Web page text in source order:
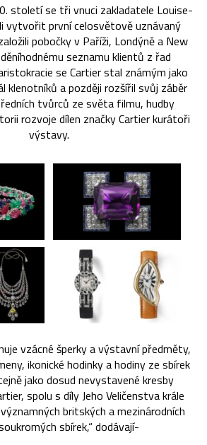
století se tři vnuci zakladatele Louise-
vytvořit první celosvětově uznávaný
pobočky v Paříži, Londýně a New
seznamu klientů z řad
se Cartier stal známým jako
klenotníků a později rozšířil svůj záběr
tvůrců ze světa filmu, hudby
rozvoje dílen značky Cartier kurátoři
výstavy.
vzácné šperky a výstavní předměty,
ikonické hodinky a hodiny ze sbírek
jako dosud nevystavené kresby
spolu s díly Jeho Veličenstva krále
britských a mezinárodních
sbírek,“ dodávají-